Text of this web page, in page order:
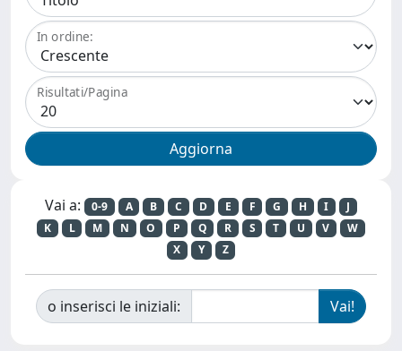
In ordine:
Risultati/Pagina
Vai a: 0-9 A B C D E F G H I
J
K
L M N O P Q R S T U V
W
X
Y Z
o inserisci le iniziali: